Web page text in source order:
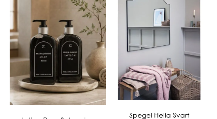
Spegel Helia Svart